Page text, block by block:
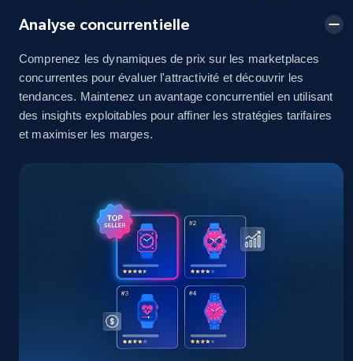
URL, Product id, Title, Seller name, Seller rating,
more.
specified keywords
URL, Product id, Title, Seller name, Seller rating,
Seller reviews, Breadcrumbs, Root category, and
359+ Commencer
Analyse concurrentielle
Comprenez les dynamiques de prix sur les marketplaces
concurrentes pour évaluer l'attractivité et découvrir les
tendances. Maintenez un avantage concurrentiel en utilisant
des insights exploitables pour affiner les stratégies tarifaires
et maximiser les marges.